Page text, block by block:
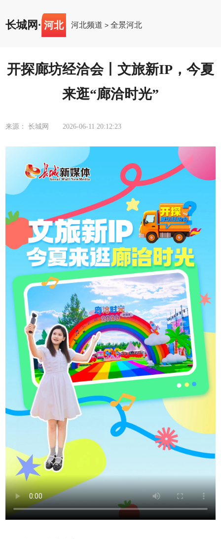
长城网 · 河北 河北频道 >全景河北
开探廊坊经洽会丨文旅新IP，今夏
来逛“廊洽时光”
来源： 长城网 2026-06-11 20:12:23